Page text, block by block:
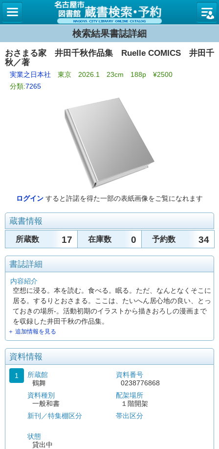
名古屋
検索結果書誌詳細
おさまる家 井田千秋作品集 Ruelle COMICS 井田千
秋／著
実業之日本社 東京 2026.1 23cm 188p ¥2500
分類:7265
ログイン すると許諾を得た一部の表紙画像をご覧になれます
蔵書情報
所蔵数 17 在庫数 0 予約数 34
書誌詳細
内容紹介
空想に浸る。本を読む。食べる。眠る。ただ、なんとなくそこに
居る。するりとおさまる。ここは、たいへん居心地の良い、とっ
ておきの場所-。活動初期のイラストから描きおろしの漫画まで
を収録した井田千秋の作品集。
＋ 追加情報を見る
資料情報
1
所蔵館
鶴舞
資料種別
一般和書
新刊／特集棚区分
状態
貸出中
資料番号
0238776868
配架場所
１階開架
帯出区分